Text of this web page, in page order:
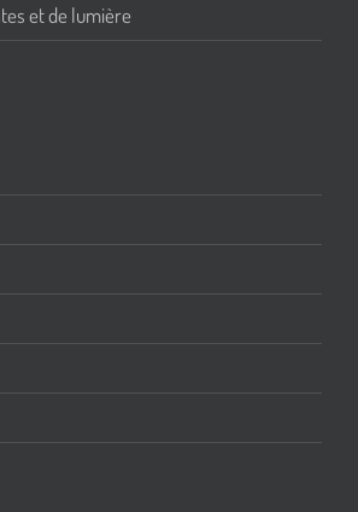
et de lumière